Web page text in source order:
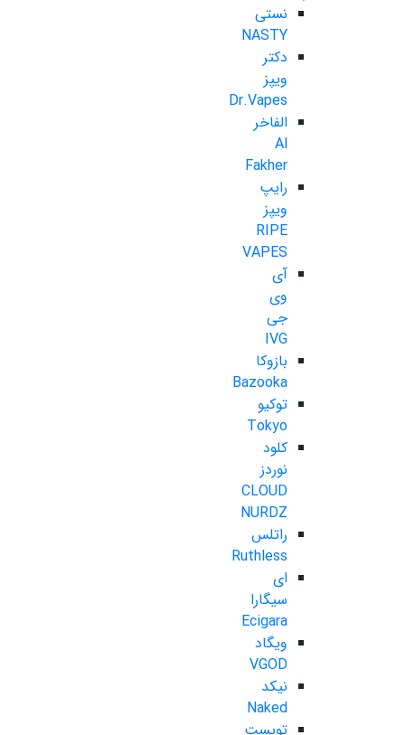
نستی
NASTY
دکتر
ویپز
Dr.Vapes
الفاخر
Al
Fakher
رایپ
ویپز
RIPE
VAPES
آی
وی
جی
IVG
بازوکا
Bazooka
توکیو
Tokyo
کلود
نوردز
CLOUD
NURDZ
راتلس
Ruthless
ای
سیگارا
Ecigara
ویگاد
VGOD
نیکد
Naked
تویست